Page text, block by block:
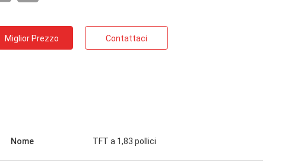
Miglior Prezzo Contattaci
Nome TFT a 1,83 pollici